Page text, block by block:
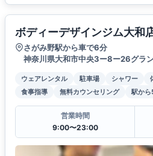
ボディーデザインジム大和
さがみ野駅から車で6分
神奈川県大和市中央3ー8ー26グラ
ウェアレンタル 駐車場 シャワー
食事指導
無料カウンセリング 駅か
営業時間
9:00〜23:00